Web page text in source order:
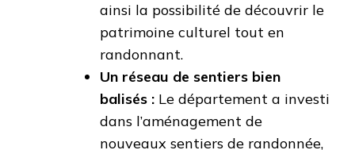
ainsi la possibilité de découvrir le
patrimoine culturel tout en
randonnant.
Un réseau de sentiers bien
balisés : Le département a investi
dans l’aménagement de
nouveaux sentiers de randonnée,